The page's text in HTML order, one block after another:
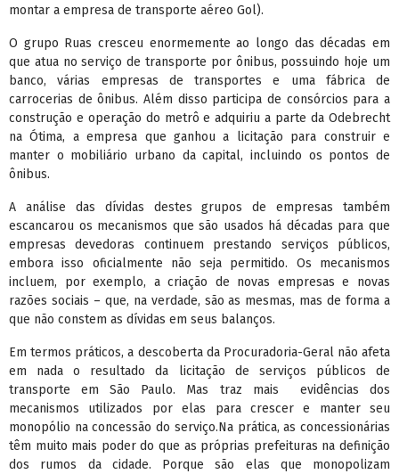
montar a empresa de transporte aéreo Gol).
O grupo Ruas cresceu enormemente ao longo das décadas em
que atua no serviço de transporte por ônibus, possuindo hoje um
banco, várias empresas de transportes e uma fábrica de
carrocerias de ônibus. Além disso participa de consórcios para a
construção e operação do metrô e adquiriu a parte da Odebrecht
na Ótima, a empresa que ganhou a licitação para construir e
manter o mobiliário urbano da capital, incluindo os pontos de
ônibus.
A análise das dívidas destes grupos de empresas também
escancarou os mecanismos que são usados há décadas para que
empresas devedoras continuem prestando serviços públicos,
embora isso oficialmente não seja permitido. Os mecanismos
incluem, por exemplo, a criação de novas empresas e novas
razões sociais – que, na verdade, são as mesmas, mas de forma a
que não constem as dívidas em seus balanços.
Em termos práticos, a descoberta da Procuradoria-Geral não afeta
em nada o resultado da licitação de serviços públicos de
transporte em São Paulo. Mas traz mais evidências dos
mecanismos utilizados por elas para crescer e manter seu
monopólio na concessão do serviço.Na prática, as concessionárias
têm muito mais poder do que as próprias prefeituras na definição
dos rumos da cidade. Porque são elas que monopolizam